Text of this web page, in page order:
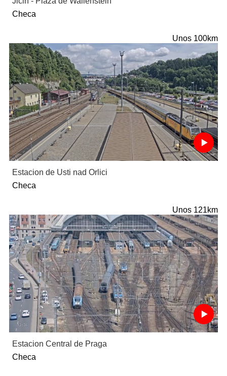
Checa
Unos 100km
Estacion de Usti nad Orlici
Checa
Unos 121km
Estacion Central de Praga
Checa